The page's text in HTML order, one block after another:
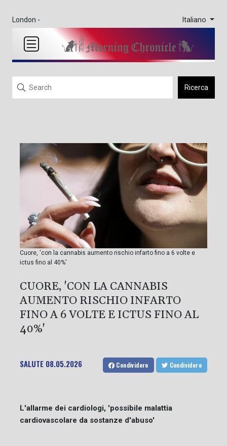
London - Italiano
Ricerca
Cuore, 'con la cannabis aumento rischio infarto fino a 6 volte e
ictus fino al 40%'
CUORE, 'CON LA CANNABIS
AUMENTO RISCHIO INFARTO
FINO A 6 VOLTE E ICTUS FINO AL
40%'
SALUTE 08.05.2026 Condividere Condividere
L'allarme dei cardiologi, 'possibile malattia
cardiovascolare da sostanze d'abuso'